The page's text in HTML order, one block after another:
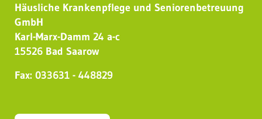
Häusliche Krankenpflege und Seniorenbetreuung
GmbH
Karl-Marx-Damm 24 a-c
15526 Bad Saarow
Fax: 033631 - 448829